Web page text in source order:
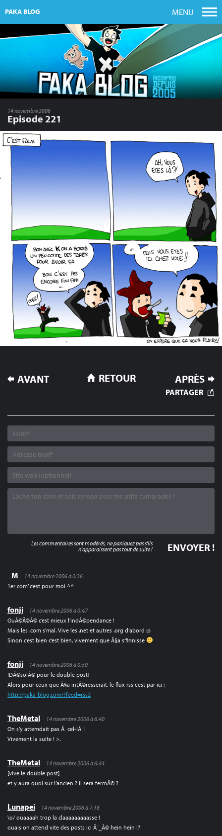
PAKA BLOG MENU
14 novembre 2006
Episode 221
NAVIGATION
DE
AVANT APRÈS
RETOUR
PARTAGER
_M
14 novembre 2006 à 0:36
1er com’ c’est pour moi ^^
fonji
14 novembre 2006 à 0:47
OuÃ©Ã©Ã© c’est mieux l’indÃ©pendance !
Mais les .com s’mal. Vive les .net et autres .org d’abord :p
Sinon c’est bien c’est bien, vivement que Ã§a s’finnisse
fonji
14 novembre 2006 à 0:50
[DÃ©solÃ© pour le double post]
Alors pour ceux que Ã§a intÃ©resserait, le flux rss c’est par ici :
http://paka-blog.com/?feed=rss2
TheMetal
14 novembre 2006 à 6:40
On s’y attemdait pas Ã cel-lÃ !
Vivement la suite ! >.
TheMetal
14 novembre 2006 à 6:44
[vive le double post]
et y aura quoi sur l’ancien ? il sera fermÃ© ?
Lunapei
14 novembre 2006 à 7:18
\o/ ouaaaah trop la claaaaaaaaasse !
ouais on attend vite des posts ici Ã¨_Ã© hein hein !?
Les commentaires sont modérés, ne paniquez pas s'ils
n'apparaissent pas tout de suite !